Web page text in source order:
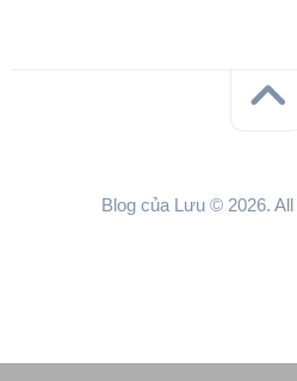
Blog của Lưu © 2026.